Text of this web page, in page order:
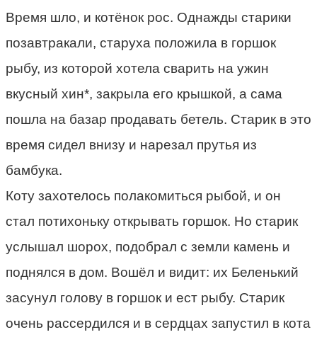
Время шло, и котёнок рос. Однажды старики
позавтракали, старуха положила в горшок
рыбу, из которой хотела сварить на ужин
вкусный хин*, закрыла его крышкой, а сама
пошла на базар продавать бетель. Старик в это
время сидел внизу и нарезал прутья из
бамбука.
Коту захотелось полакомиться рыбой, и он
стал потихоньку открывать горшок. Но старик
услышал шорох, подобрал с земли камень и
поднялся в дом. Вошёл и видит: их Беленький
засунул голову в горшок и ест рыбу. Старик
очень рассердился и в сердцах запустил в кота